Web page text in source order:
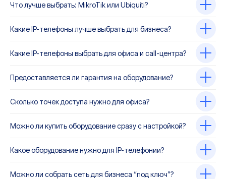
Что лучше выбрать: MikroTik или Ubiquiti?
Какие IP-телефоны лучше выбрать для бизнеса?
Какие IP-телефоны выбрать для офиса и call-центра?
Предоставляется ли гарантия на оборудование?
Сколько точек доступа нужно для офиса?
Можно ли купить оборудование сразу с настройкой?
Какое оборудование нужно для IP-телефонии?
Можно ли собрать сеть для бизнеса “под ключ”?